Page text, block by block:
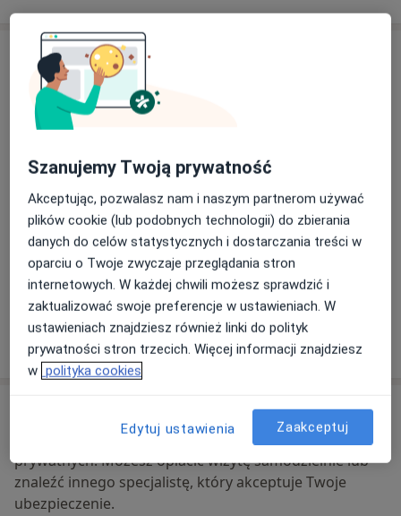
Adres
Demeter
Czerwonego Krzyża 21/ lok.147 ,
Powiększ mapę
Dostępność
W tym gabinecie nie można umawiać wizyt przez
internet
Co mam zrobić w tej sytuacji?
Pokaż więcej
o adresie
Ubezpieczenia - brak akceptowanych
Ten specjalista przyjmuje wyłącznie pacjentów
prywatnych. Możesz opłacić wizytę samodzielnie lub
znaleźć innego specjalistę, który akceptuje Twoje
ubezpieczenie.
Szanujemy Twoją prywatność
Akceptując, pozwalasz nam i naszym partnerom używać
plików cookie (lub podobnych technologii) do zbierania
danych do celów statystycznych i dostarczania treści w
oparciu o Twoje zwyczaje przeglądania stron
internetowych. W każdej chwili możesz sprawdzić i
zaktualizować swoje preferencje w ustawieniach. W
ustawieniach znajdziesz również linki do polityk
prywatności stron trzecich. Więcej informacji znajdziesz
w polityka cookies
Edytuj ustawienia Zaakceptuj